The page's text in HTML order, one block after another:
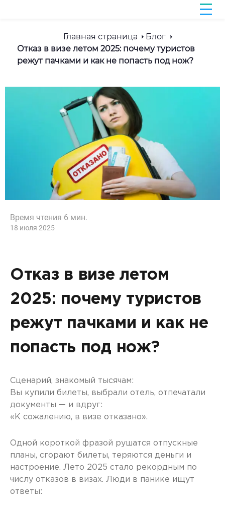
Главная страница
Блог
Отказ в визе летом 2025: почему туристов
режут пачками и как не попасть под нож?
Время чтения 6 мин.
18 июля 2025
Отказ в визе летом
2025: почему туристов
режут пачками и как не
попасть под нож?
Сценарий, знакомый тысячам:
Вы купили билеты, выбрали отель, отпечатали
документы — и вдруг:
«К сожалению, в визе отказано».
Одной короткой фразой рушатся отпускные
планы, сгорают билеты, теряются деньги и
настроение. Лето 2025 стало рекордным по
числу отказов в визах. Люди в панике ищут
ответы: